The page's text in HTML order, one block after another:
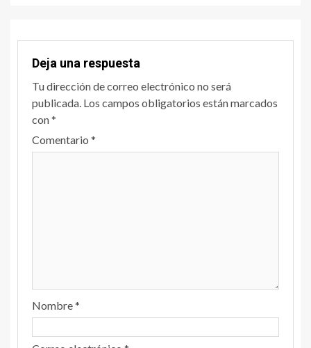
Deja una respuesta
Tu dirección de correo electrónico no será
publicada. Los campos obligatorios están marcados
con*
Comentario *
Nombre*